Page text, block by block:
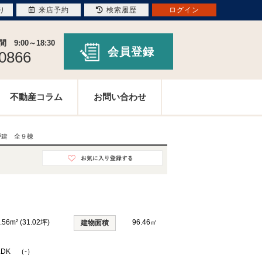
9:00～18:30
会員登録
不動産コラム お問い合わせ
建 全９棟
(31.02坪) 建物面積 96.46㎡
（-）
来店予約 検索履歴 ログイン